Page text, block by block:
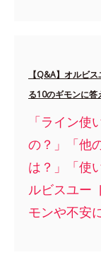
【Q&A】オルビ
る10のギモンに答
「ライン使
の？」「他
は？」「使
ルビスユー
モンや不安